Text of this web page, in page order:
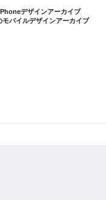
デザインアーカイブ
バイルデザインアーカイブ